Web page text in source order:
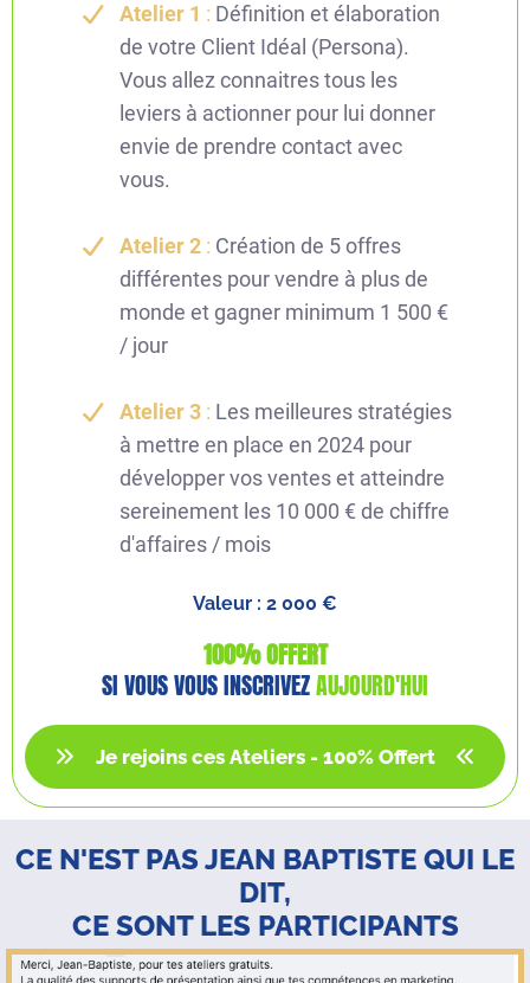
Atelier 1 : Définition et élaboration
de votre Client Idéal (Persona).
Vous allez connaitres tous les
leviers à actionner pour lui donner
envie de prendre contact avec
vous.
Atelier 2 : Création de 5 offres
différentes pour vendre à plus de
monde et gagner minimum 1 500 €
/ jour
Atelier 3 : Les meilleures stratégies
à mettre en place en 2024 pour
développer vos ventes et atteindre
sereinement les 10 000 € de chiffre
d'affaires / mois
Valeur : 2 000 €
100% OFFERT
SI VOUS VOUS INSCRIVEZAUJOURD'HUI
Je rejoins ces Ateliers - 100% Offert
CE N'EST PAS JEAN BAPTISTE QUI LE
DIT,
CE SONT LES PARTICIPANTS